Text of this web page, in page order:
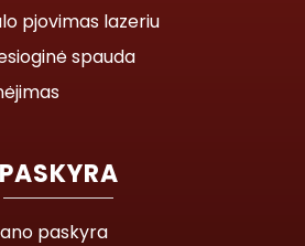
pjovimas lazeriu
spauda
PASKYRA
paskyra